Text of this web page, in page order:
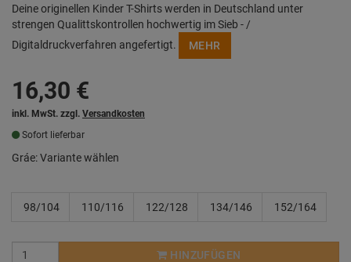
Deine originellen Kinder T-Shirts werden in Deutschland unter
strengen Qualittskontrollen hochwertig im Sieb - /
Digitaldruckverfahren angefertigt.
MEHR
16,30 €
inkl. MwSt. zzgl. Versandkosten
Sofort lieferbar
Gráe:Variante wählen
98/104 110/116 122/128 134/146 152/164
HINZUFÜGEN